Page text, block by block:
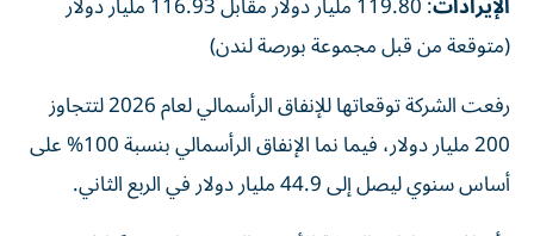
(متوقعة من قبل مجموعة بورصة لندن)
200 مليار دولار، فيما نما الإنفاق الرأسمالي بنسبة 100% على
أساس سنوي ليصل إلى 44.9 مليار دولار في الربع الثاني.
وأضافت إيرادات الشركة الأخرى، التي تشمل حصصًا في